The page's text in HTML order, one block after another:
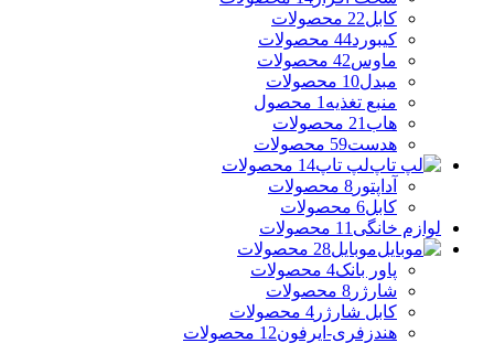
کابل22 محصولات
کیبورد44 محصولات
ماوس42 محصولات
مبدل10 محصولات
منبع تغذیه 1 محصول
هاب 21 محصولات
هدست59 محصولات
لپ تاپ14 محصولات
آداپتور 8 محصولات
کابل6 محصولات
لوازم خانگی 11 محصولات
موبایل28 محصولات
پاور بانک4 محصولات
شارژر 8 محصولات
کابل شارژر 4 محصولات
هندزفری-ایرفون12 محصولات